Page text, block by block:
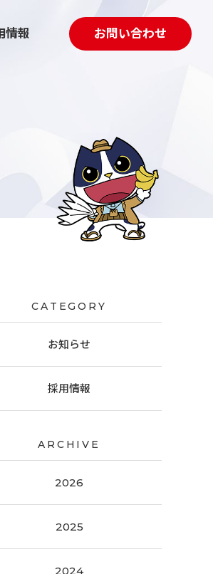
ィング伴走支援
情報 お問い合わせ
CATEGORY
お知らせ
採用情報
ARCHIVE
2026
2025
2024